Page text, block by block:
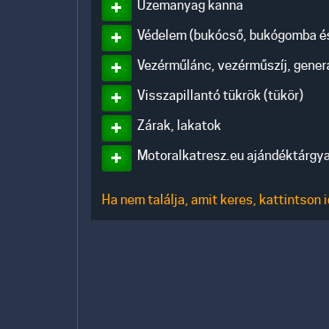
Üzemanyag kanna
Védelem (bukócső, bukógomba
Vezérműlánc, vezérműszíj,
Visszapillantó tükrök (tükör)
Zárak, lakatok
Motoralkatresz.eu
Ha nem találja, amit keres, kattintson